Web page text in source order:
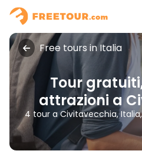
Free tours in Italia
Tour
attrazioni a
4 tour a Civitavecchia,